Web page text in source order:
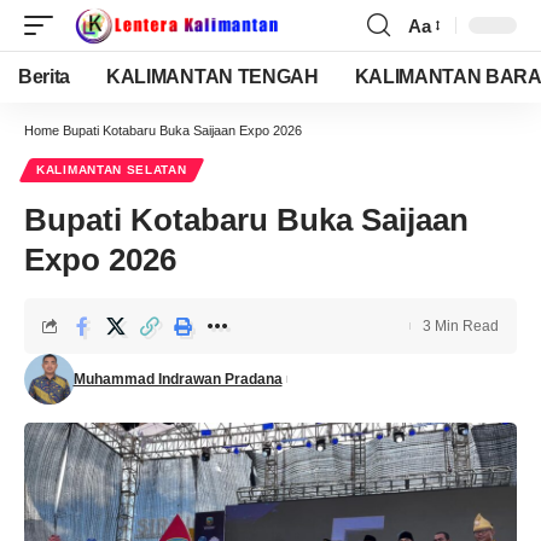
Aa
Berita KALIMANTAN TENGAH KALIMANTAN
Home Bupati Kotabaru Buka Saijaan Expo 2026
KALIMANTAN SELATAN
Bupati Kotabaru Buka Saijaan
Expo 2026
Muhammad Indrawan Pradana
3 Min Read